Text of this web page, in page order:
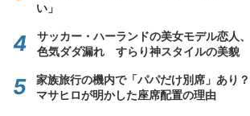
い」
サッカー・ハーランドの美女モデル恋人
色気ダダ漏れ すらり神スタイルの美貌
家族旅行の機内で「パパだけ別席」あり
マサヒロが明かした座席配置の理由